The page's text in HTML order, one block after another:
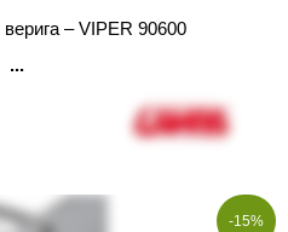
– VIPER 90600
-15%